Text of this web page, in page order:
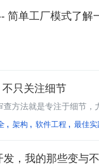
简单工厂模式了解
只关注细节
方法就是专注于细节，
架构 软件工程 最佳实
，我的那些变与